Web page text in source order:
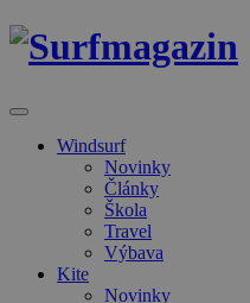
Windsurf
Novinky
Články
Škola
Travel
Výbava
Kite
Novinky